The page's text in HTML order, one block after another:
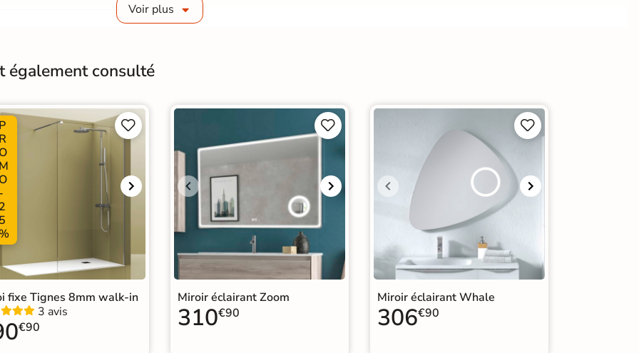
Voir plus
également consulté
P
R
O
M
O
-
2
5


fixe Tignes 8mm walk-in
3 avis
€90


Miroir éclairant Zoom
310€90


Miroir éclairant Whale
306€90